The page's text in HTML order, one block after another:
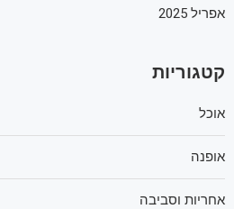
אפריל 2025
קטגוריות
אוכל
אופנה
אחריות וסביבה